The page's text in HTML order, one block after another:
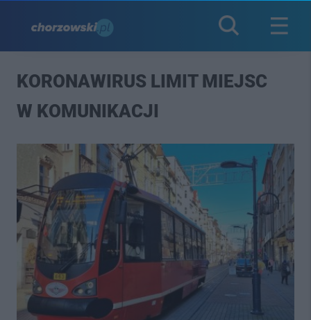
KORONAWIRUS LIMIT MIEJSC
W KOMUNIKACJI